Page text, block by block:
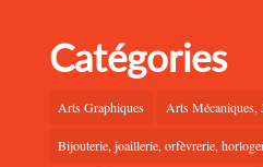
Catégories
Arts Graphiques Arts Mécaniques,
Bijouterie, joaillerie, orfèvrerie,